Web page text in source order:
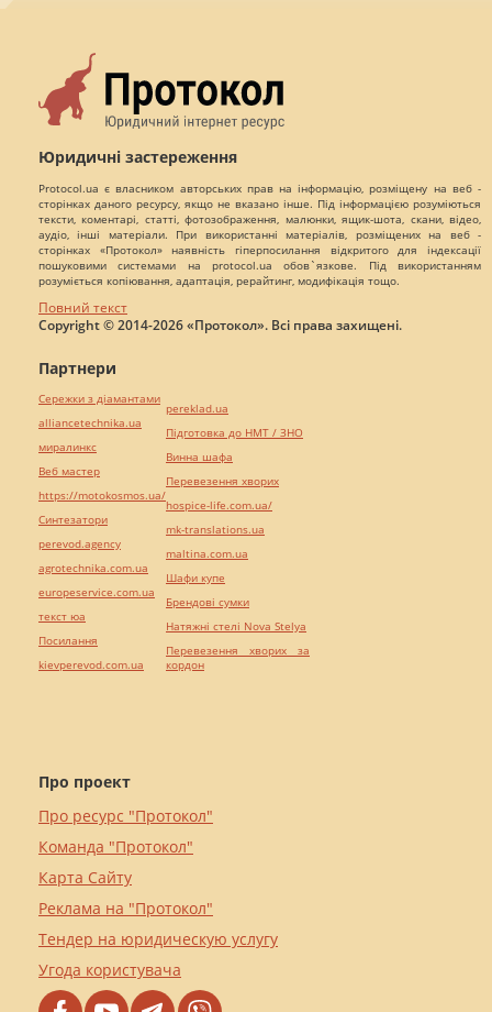
Юридичні застереження
Protocol.ua є власником авторських прав на інформацію, розміщену на веб -
сторінках даного ресурсу, якщо не вказано інше. Під інформацією розуміються
тексти, коментарі, статті, фотозображення, малюнки, ящик-шота, скани, відео,
аудіо, інші матеріали. При використанні матеріалів, розміщених на веб -
сторінках «Протокол» наявність гіперпосилання відкритого для індексації
пошуковими системами на protocol.ua обов`язкове. Під використанням
розуміється копіювання, адаптація, рерайтинг, модифікація тощо.
Повний текст
Copyright © 2014-2026 «Протокол». Всі права захищені.
Про проект
Про ресурс "Протокол"
Команда "Протокол"
Карта Сайту
Реклама на "Протокол"
Тендер на юридическую услугу
Угода користувача
Партнери
Сережки з діамантами
alliancetechnika.ua
миралинкс
Веб мастер
https://motokosmos.ua/
Синтезатори
perevod.agency
agrotechnika.com.ua
europeservice.com.ua
текст юа
Посилання
kievperevod.com.ua
pereklad.ua
Підготовка до НМТ / ЗНО
Винна шафа
Перевезення хворих
hospice-life.com.ua/
mk-translations.ua
maltina.com.ua
Шафи купе
Брендові сумки
Натяжні стелі Nova Stelya
Перевезення хворих за
кордон